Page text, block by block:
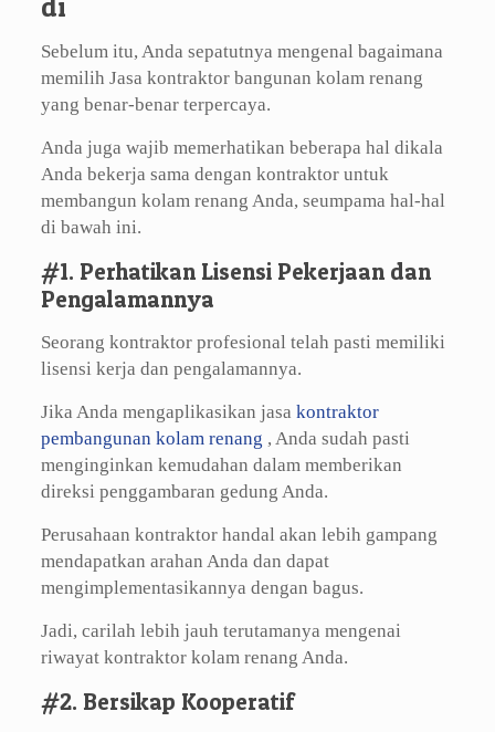
Sebelum itu, Anda sepatutnya mengenal bagaimana
memilih Jasa kontraktor bangunan kolam renang
yang benar-benar terpercaya.
Anda juga wajib memerhatikan beberapa hal dikala
Anda bekerja sama dengan kontraktor untuk
membangun kolam renang Anda, seumpama hal-hal
di bawah ini.
#1. Perhatikan Lisensi Pekerjaan dan
Pengalamannya
Seorang kontraktor profesional telah pasti memiliki
lisensi kerja dan pengalamannya.
Jika Anda mengaplikasikan jasa kontraktor
pembangunan kolam renang , Anda sudah pasti
menginginkan kemudahan dalam memberikan
direksi penggambaran gedung Anda.
Perusahaan kontraktor handal akan lebih gampang
mendapatkan arahan Anda dan dapat
mengimplementasikannya dengan bagus.
Jadi, carilah lebih jauh terutamanya mengenai
riwayat kontraktor kolam renang Anda.
#2. Bersikap Kooperatif